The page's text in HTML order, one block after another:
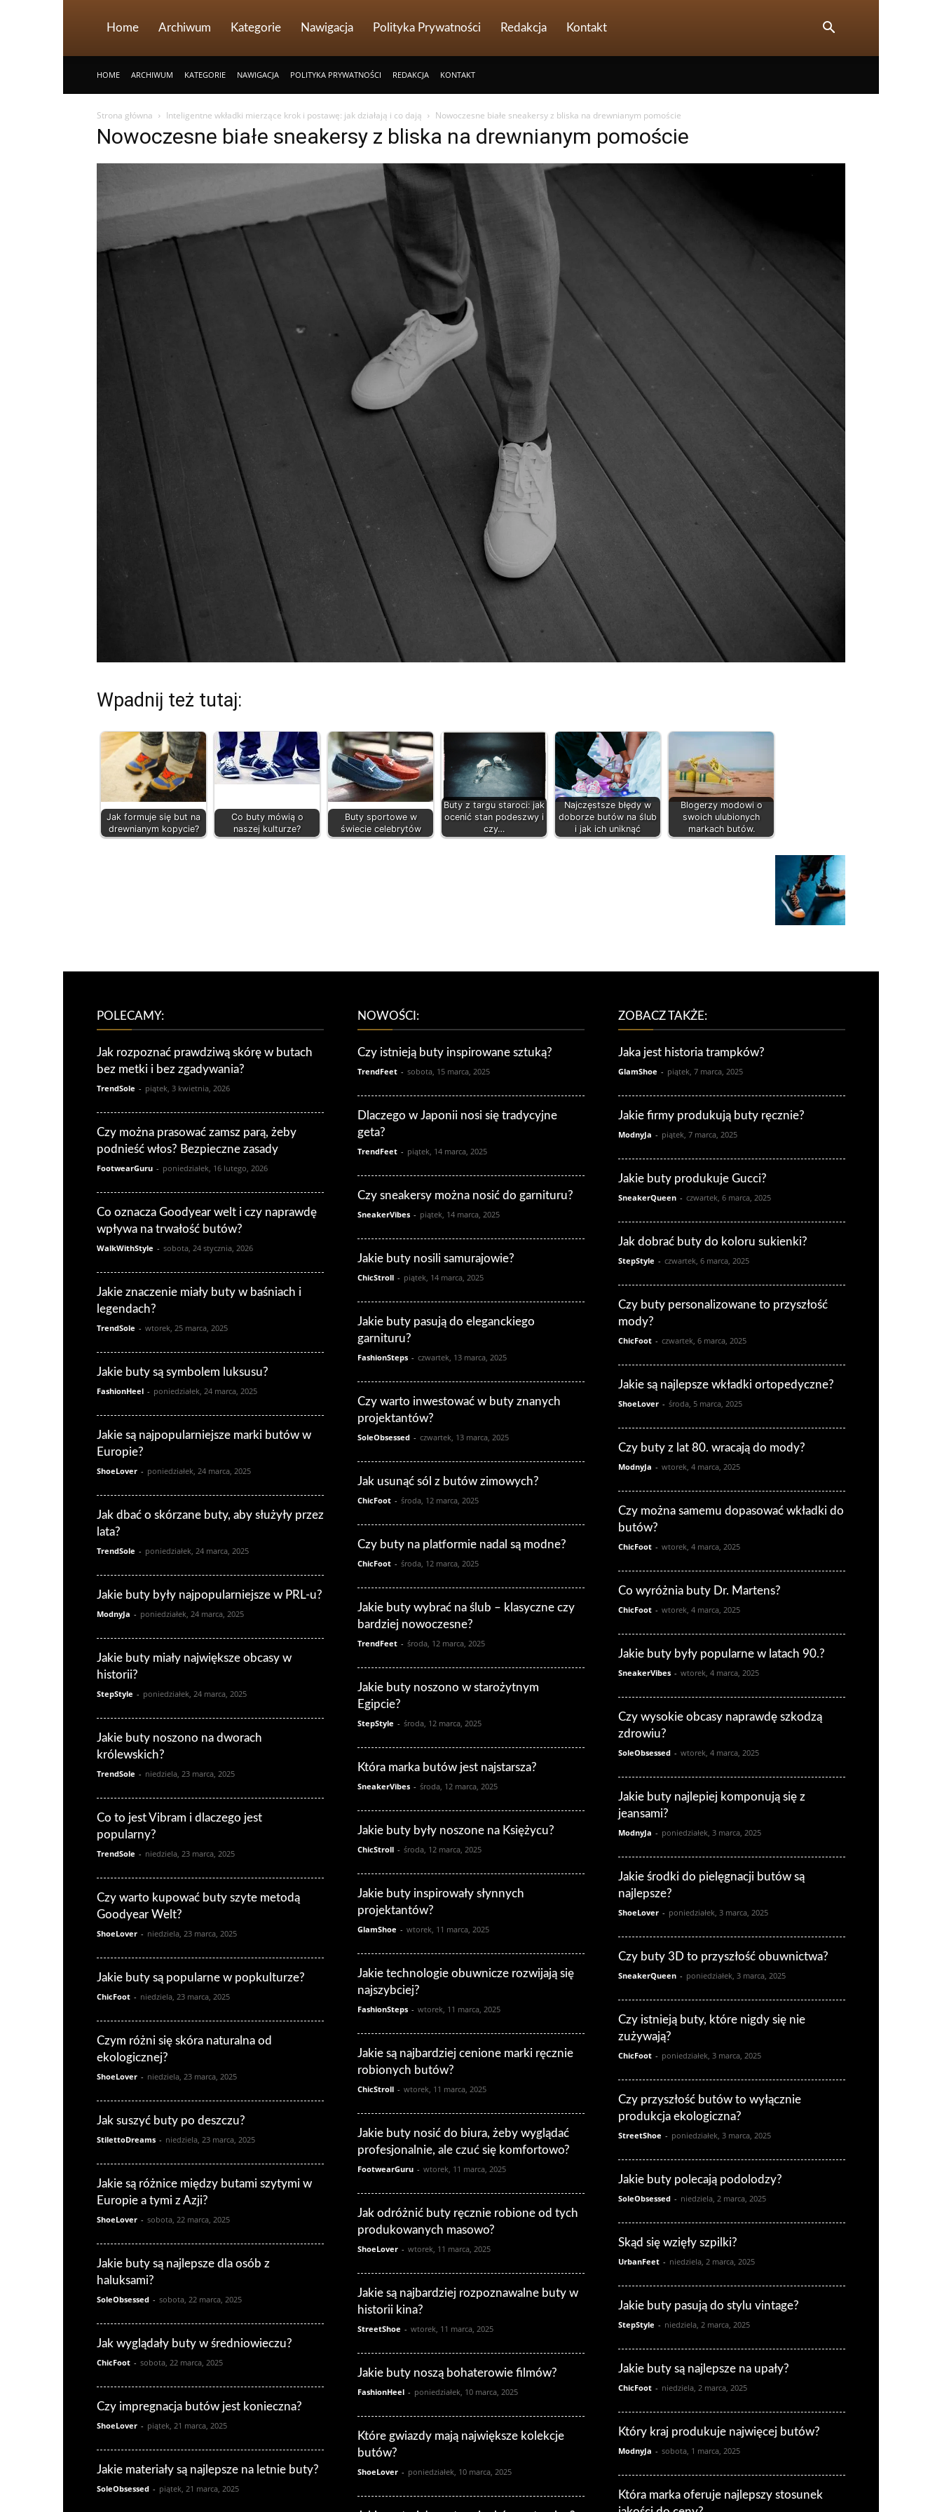
Home Archiwum Kategorie Nawigacja Polityka Prywatności Redakcja Kontakt
HOME ARCHIWUM KATEGORIE NAWIGACJA POLITYKA PRYWATNOŚCI REDAKCJA KONTAKT
Strona główna Inteligentne wkładki mierzące krok i postawę: jak działają i co dają Nowoczesne białe sneakersy z bliska na drewnianym pomoście
Nowoczesne białe sneakersy z bliska na drewnianym pomoście
Wpadnij też tutaj:
Jak formuje się but na
drewnianym kopycie?
Co buty mówią o
naszej kulturze?
Buty sportowe w
świecie celebrytów
Buty z targu staroci: jak
ocenić stan podeszwy i
czy…
Najczęstsze błędy w
doborze butów na ślub
i jak ich uniknąć
Blogerzy modowi o
swoich ulubionych
markach butów.
POLECAMY:
Jak rozpoznać prawdziwą skórę w butach
bez metki i bez zgadywania?
TrendSole - piątek, 3 kwietnia, 2026
Czy można prasować zamsz parą, żeby
podnieść włos? Bezpieczne zasady
FootwearGuru - poniedziałek, 16 lutego, 2026
Co oznacza Goodyear welt i czy naprawdę
wpływa na trwałość butów?
WalkWithStyle - sobota, 24 stycznia, 2026
Jakie znaczenie miały buty w baśniach i
legendach?
TrendSole - wtorek, 25 marca, 2025
Jakie buty są symbolem luksusu?
FashionHeel - poniedziałek, 24 marca, 2025
Jakie są najpopularniejsze marki butów w
Europie?
ShoeLover - poniedziałek, 24 marca, 2025
Jak dbać o skórzane buty, aby służyły przez
lata?
TrendSole - poniedziałek, 24 marca, 2025
Jakie buty były najpopularniejsze w PRL-u?
ModnyJa - poniedziałek, 24 marca, 2025
Jakie buty miały największe obcasy w
historii?
StepStyle - poniedziałek, 24 marca, 2025
Jakie buty noszono na dworach
królewskich?
TrendSole - niedziela, 23 marca, 2025
Co to jest Vibram i dlaczego jest
popularny?
TrendSole - niedziela, 23 marca, 2025
Czy warto kupować buty szyte metodą
Goodyear Welt?
ShoeLover - niedziela, 23 marca, 2025
Jakie buty są popularne w popkulturze?
ChicFoot - niedziela, 23 marca, 2025
Czym różni się skóra naturalna od
ekologicznej?
ShoeLover - niedziela, 23 marca, 2025
Jak suszyć buty po deszczu?
StilettoDreams - niedziela, 23 marca, 2025
Jakie są różnice między butami szytymi w
Europie a tymi z Azji?
ShoeLover - sobota, 22 marca, 2025
Jakie buty są najlepsze dla osób z
haluksami?
SoleObsessed - sobota, 22 marca, 2025
Jak wyglądały buty w średniowieczu?
ChicFoot - sobota, 22 marca, 2025
Czy impregnacja butów jest konieczna?
ShoeLover - piątek, 21 marca, 2025
Jakie materiały są najlepsze na letnie buty?
SoleObsessed - piątek, 21 marca, 2025
NOWOŚCI:
Czy istnieją buty inspirowane sztuką?
TrendFeet - sobota, 15 marca, 2025
Dlaczego w Japonii nosi się tradycyjne
geta?
TrendFeet - piątek, 14 marca, 2025
Czy sneakersy można nosić do garnituru?
SneakerVibes - piątek, 14 marca, 2025
Jakie buty nosili samurajowie?
ChicStroll - piątek, 14 marca, 2025
Jakie buty pasują do eleganckiego
garnituru?
FashionSteps - czwartek, 13 marca, 2025
Czy warto inwestować w buty znanych
projektantów?
SoleObsessed - czwartek, 13 marca, 2025
Jak usunąć sól z butów zimowych?
ChicFoot - środa, 12 marca, 2025
Czy buty na platformie nadal są modne?
ChicFoot - środa, 12 marca, 2025
Jakie buty wybrać na ślub – klasyczne czy
bardziej nowoczesne?
TrendFeet - środa, 12 marca, 2025
Jakie buty noszono w starożytnym
Egipcie?
StepStyle - środa, 12 marca, 2025
Która marka butów jest najstarsza?
SneakerVibes - środa, 12 marca, 2025
Jakie buty były noszone na Księżycu?
ChicStroll - środa, 12 marca, 2025
Jakie buty inspirowały słynnych
projektantów?
GlamShoe - wtorek, 11 marca, 2025
Jakie technologie obuwnicze rozwijają się
najszybciej?
FashionSteps - wtorek, 11 marca, 2025
Jakie są najbardziej cenione marki ręcznie
robionych butów?
ChicStroll - wtorek, 11 marca, 2025
Jakie buty nosić do biura, żeby wyglądać
profesjonalnie, ale czuć się komfortowo?
FootwearGuru - wtorek, 11 marca, 2025
Jak odróżnić buty ręcznie robione od tych
produkowanych masowo?
ShoeLover - wtorek, 11 marca, 2025
Jakie są najbardziej rozpoznawalne buty w
historii kina?
StreetShoe - wtorek, 11 marca, 2025
Jakie buty noszą bohaterowie filmów?
FashionHeel - poniedziałek, 10 marca, 2025
Które gwiazdy mają największe kolekcje
butów?
ShoeLover - poniedziałek, 10 marca, 2025
ZOBACZ TAKŻE:
Jaka jest historia trampków?
GlamShoe - piątek, 7 marca, 2025
Jakie firmy produkują buty ręcznie?
ModnyJa - piątek, 7 marca, 2025
Jakie buty produkuje Gucci?
SneakerQueen - czwartek, 6 marca, 2025
Jak dobrać buty do koloru sukienki?
StepStyle - czwartek, 6 marca, 2025
Czy buty personalizowane to przyszłość
mody?
ChicFoot - czwartek, 6 marca, 2025
Jakie są najlepsze wkładki ortopedyczne?
ShoeLover - środa, 5 marca, 2025
Czy buty z lat 80. wracają do mody?
ModnyJa - wtorek, 4 marca, 2025
Czy można samemu dopasować wkładki do
butów?
ChicFoot - wtorek, 4 marca, 2025
Co wyróżnia buty Dr. Martens?
ChicFoot - wtorek, 4 marca, 2025
Jakie buty były popularne w latach 90.?
SneakerVibes - wtorek, 4 marca, 2025
Czy wysokie obcasy naprawdę szkodzą
zdrowiu?
SoleObsessed - wtorek, 4 marca, 2025
Jakie buty najlepiej komponują się z
jeansami?
ModnyJa - poniedziałek, 3 marca, 2025
Jakie środki do pielęgnacji butów są
najlepsze?
ShoeLover - poniedziałek, 3 marca, 2025
Czy buty 3D to przyszłość obuwnictwa?
SneakerQueen - poniedziałek, 3 marca, 2025
Czy istnieją buty, które nigdy się nie
zużywają?
ChicFoot - poniedziałek, 3 marca, 2025
Czy przyszłość butów to wyłącznie
produkcja ekologiczna?
StreetShoe - poniedziałek, 3 marca, 2025
Jakie buty polecają podolodzy?
SoleObsessed - niedziela, 2 marca, 2025
Skąd się wzięły szpilki?
UrbanFeet - niedziela, 2 marca, 2025
Jakie buty pasują do stylu vintage?
StepStyle - niedziela, 2 marca, 2025
Jakie buty są najlepsze na upały?
ChicFoot - niedziela, 2 marca, 2025
Który kraj produkuje najwięcej butów?
ModnyJa - sobota, 1 marca, 2025
Która marka oferuje najlepszy stosunek